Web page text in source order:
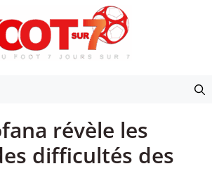
révèle les
difficultés des